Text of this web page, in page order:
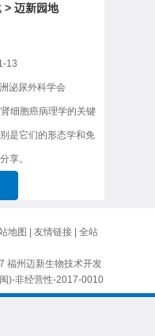
> 迈新园地
13
泌尿外科学会
细胞癌病理学的关键
是它们的形态学和免
享。
地图 友情链接
全站
福州迈新生物技术开发
闽)-非经营性-2017-0010